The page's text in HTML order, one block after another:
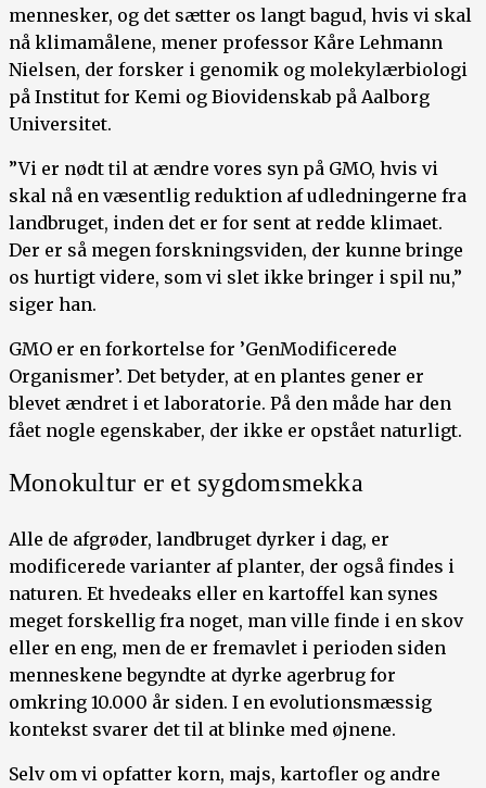
mennesker, og det sætter os langt bagud, hvis vi skal
nå klimamålene, mener professor Kåre Lehmann
Nielsen, der forsker i genomik og molekylærbiologi
på Institut for Kemi og Biovidenskab på Aalborg
Universitet.
”Vi er nødt til at ændre vores syn på GMO, hvis vi
skal nå en væsentlig reduktion af udledningerne fra
landbruget, inden det er for sent at redde klimaet.
Der er så megen forskningsviden, der kunne bringe
os hurtigt videre, som vi slet ikke bringer i spil nu,”
siger han.
GMO er en forkortelse for ’GenModificerede
Organismer’. Det betyder, at en plantes gener er
blevet ændret i et laboratorie. På den måde har den
fået nogle egenskaber, der ikke er opstået naturligt.
Monokultur er et sygdomsmekka
Alle de afgrøder, landbruget dyrker i dag, er
modificerede varianter af planter, der også findes i
naturen. Et hvedeaks eller en kartoffel kan synes
meget forskellig fra noget, man ville finde i en skov
eller en eng, men de er fremavlet i perioden siden
menneskene begyndte at dyrke agerbrug for
omkring 10.000 år siden. I en evolutionsmæssig
kontekst svarer det til at blinke med øjnene.
Selv om vi opfatter korn, majs, kartofler og andre